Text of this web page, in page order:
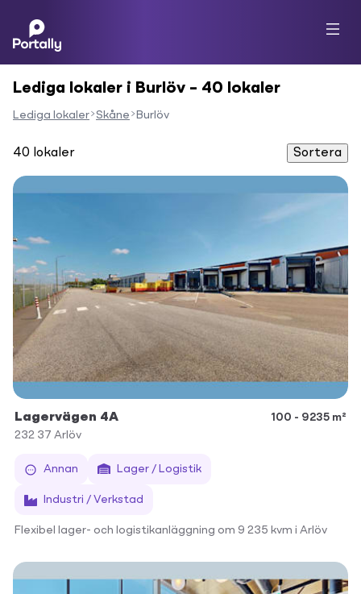
Lediga lokaler i Burlöv – 40 lokaler
Lediga lokaler Skåne Burlöv
40 lokaler Sortera
Lagervägen 4A
100 - 9235 m²
232 37 Arlöv
Annan Lager / Logistik
Industri / Verkstad
Flexibel lager- och logistikanläggning om 9 235 kvm i Arlöv